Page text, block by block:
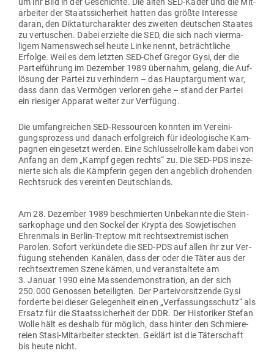
ar­beiter der Staats­si­cherheit hatten das größte Interesse
daran, den Dik­ta­tur­cha­rakter des zweiten deut­schen Staates
zu ver­tu­schen. Dabei erzielte die SED, die sich nach vier­ma­
ligem Namens­wechsel heute Linke nennt, beträcht­liche
Erfolge. Weil es dem letzten SED-Chef Gregor Gysi, der die
Par­tei­führung im Dezember 1989 übernahm, gelang, die Auf­
lösung der Partei zu ver­hindern – das Haupt­ar­gument war,
dass dann das Ver­mögen ver­loren gehe – stand der Partei
ein rie­siger Apparat weiter zur Verfügung.
Die umfang­reichen SED-Res­sourcen konnten im Ver­ei­ni­
gungs­prozess und danach erfolg­reich für ideo­lo­gische Kam­
pagnen ein­ge­setzt werden. Eine Schlüs­sel­rolle kam dabei von
Anfang an dem „Kampf gegen rechts“ zu. Die SED-PDS insze­
nierte sich als die Kämp­ferin gegen den angeblich dro­henden
Rechtsruck des ver­einten Deutschlands.
Am 28. Dezember 1989 beschmierten Unbe­kannte die Stein­
sar­ko­phage und den Sockel der Krypta des Sowje­ti­schen
Ehrenmals in Berlin-Treptow mit rechts­extre­mis­ti­schen
Parolen. Sofort ver­kündete die SED-PDS auf allen ihr zur Ver­
fügung ste­henden Kanälen, dass der oder die Täter aus der
rechts­extremen Szene kämen, und ver­an­staltete am
3. Januar 1990 eine Mas­sen­de­mons­tration, an der sich
250.000 Genossen betei­ligten. Der Par­tei­vor­sit­zende Gysi
for­derte bei dieser Gele­genheit einen „Ver­fas­sungs­schutz“ als
Ersatz für die Staats­si­cherheit der DDR. Der His­to­riker Stefan
Wolle hält es deshalb für möglich, dass hinter den Schmie­re­
reien Stasi-Mit­ar­beiter steckten. Geklärt ist die Täter­schaft
bis heute nicht.